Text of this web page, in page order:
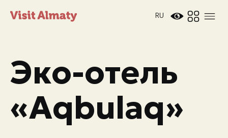
RU
Эко-отель
«Aqbulaq»
Новости